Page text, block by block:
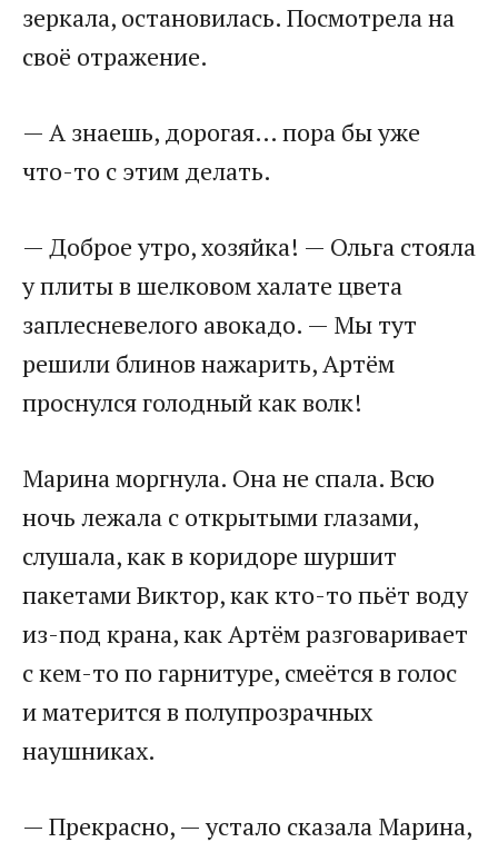
зеркала, остановилась. Посмотрела на
своё отражение.
— А знаешь, дорогая… пора бы уже
что-то с этим делать.
— Доброе утро, хозяйка! — Ольга стояла
у плиты в шелковом халате цвета
заплесневелого авокадо. — Мы тут
решили блинов нажарить, Артём
проснулся голодный как волк!
Марина моргнула. Она не спала. Всю
ночь лежала с открытыми глазами,
слушала, как в коридоре шуршит
пакетами Виктор, как кто-то пьёт воду
из-под крана, как Артём разговаривает
с кем-то по гарнитуре, смеётся в голос
и матерится в полупрозрачных
наушниках.
— Прекрасно, — устало сказала Марина,